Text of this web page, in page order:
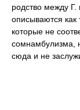
родство между
описываются
которые не
сомнамбулизма,
сюда и не